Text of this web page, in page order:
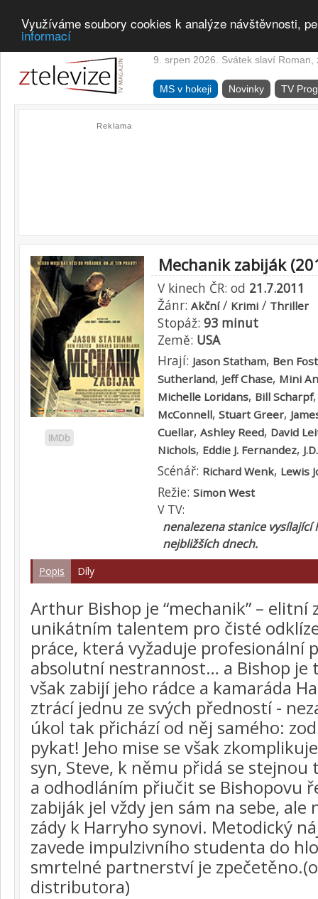
Využíváme soubory cookies k analýze návštěvnosti,
informací
9. srpen 2026. Svátek slaví Roman,
MS v hokeji Novinky TV
Reklama
IMDb
Mechanik zabiják
V kinech ČR: od 21.7.2011
Žánr: Akční/ Krimi / Thriller
Stopáž: 93 minut
Země: USA
Hrají: Jason Statham, Ben
Sutherland, Jeff Chase, Mini
Michelle Loridans, Bill Scharpf
McConnell, Stuart Greer,
Cuellar, Ashley Reed, David
Nichols, Eddie J. Fernandez,
Scénář: Richard Wenk, Lewis
Režie: Simon West
V TV:
nenalezena stanice vysílající
nejbližších dnech.
Popis Díly
Arthur Bishop je “mechanik” – elitní
unikátním talentem pro čisté
práce, která vyžaduje profesionální
absolutní nestrannost… a Bishop je
však zabijí jeho rádce a kamaráda
ztrácí jednu ze svých předností -
úkol tak přichází od něj samého:
pykat! Jeho mise se však
syn, Steve, k němu přidá se
a odhodláním přiučit se Bishopovu
zabiják jel vždy jen sám na sebe,
zády k Harryho synovi. Metodický
zavede impulzivního studenta do
smrtelné partnerství je
distributora)